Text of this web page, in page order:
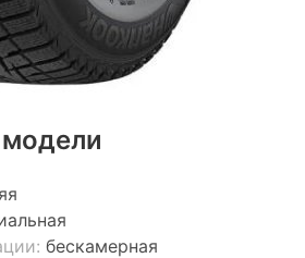
бескамерная